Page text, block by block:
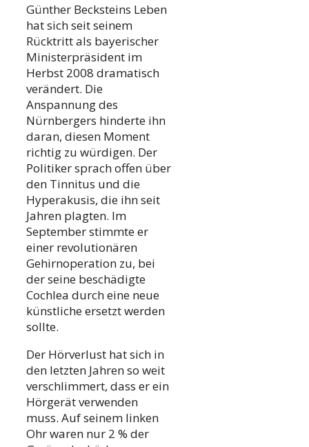
Günther Becksteins Leben
hat sich seit seinem
Rücktritt als bayerischer
Ministerpräsident im
Herbst 2008 dramatisch
verändert. Die
Anspannung des
Nürnbergers hinderte ihn
daran, diesen Moment
richtig zu würdigen. Der
Politiker sprach offen über
den Tinnitus und die
Hyperakusis, die ihn seit
Jahren plagten. Im
September stimmte er
einer revolutionären
Gehirnoperation zu, bei
der seine beschädigte
Cochlea durch eine neue
künstliche ersetzt werden
sollte.
Der Hörverlust hat sich in
den letzten Jahren so weit
verschlimmert, dass er ein
Hörgerät verwenden
muss. Auf seinem linken
Ohr waren nur 2 % der